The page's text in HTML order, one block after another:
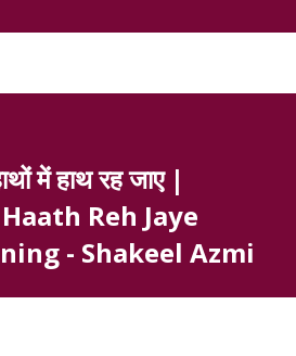
में हाथ रह जाए |
Reh Jaye
- Shakeel Azmi